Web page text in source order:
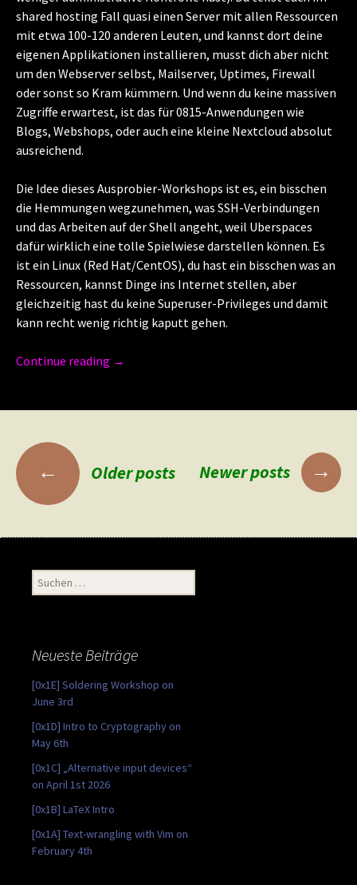
shared hosting Fall quasi einen Server mit allen Ressourcen
mit etwa 100-120 anderen Leuten, und kannst dort deine
eigenen Applikationen installieren, musst dich aber nicht
um den Webserver selbst, Mailserver, Uptimes, Firewall
oder sonst so Kram kümmern. Und wenn du keine massiven
Zugriffe erwartest, ist das für 0815-Anwendungen wie
Blogs, Webshops, oder auch eine kleine Nextcloud absolut
ausreichend.
Die Idee dieses Ausprobier-Workshops ist es, ein bisschen
die Hemmungen wegzunehmen, was SSH-Verbindungen
und das Arbeiten auf der Shell angeht, weil Uberspaces
dafür wirklich eine tolle Spielwiese darstellen können. Es
ist ein Linux (Red Hat/CentOS), du hast ein bisschen was an
Ressourcen, kannst Dinge ins Internet stellen, aber
gleichzeitig hast du keine Superuser-Privileges und damit
kann recht wenig richtig kaputt gehen.
Continue reading →
Posts
navigation
← Older posts Newer posts →
Suchen
nach:
Neueste Beiträge
[0x1E] Soldering Workshop on
June 3rd
[0x1D] Intro to Cryptography on
May 6th
[0x1C] „Alternative input devices“
on April 1st 2026
[0x1B] LaTeX Intro
[0x1A] Text-wrangling with Vim on
February 4th